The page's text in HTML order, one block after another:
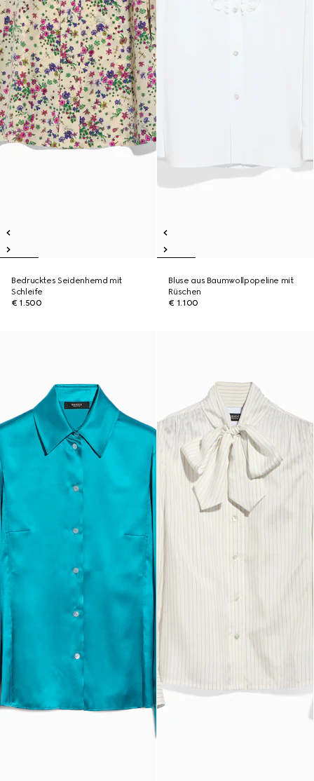
Bedrucktes Seidenhemd mit
Schleife
€ 1.500
Bluse aus Baumwollpopeline mit
Rüschen
€ 1.100